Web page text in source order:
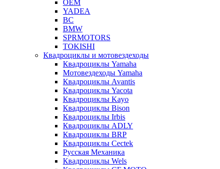
OEM
YADEA
BC
BMW
SPRMOTORS
TOKISHI
Квадроциклы и мотовездеходы
Квадроциклы Yamaha
Мотовездеходы Yamaha
Квадроциклы Avantis
Квадроциклы Yacota
Квадроциклы Kayo
Квадроциклы Bison
Квадроциклы Irbis
Квадроциклы ADLY
Квадроциклы BRP
Квадроциклы Cectek
Русская Механика
Квадроциклы Wels